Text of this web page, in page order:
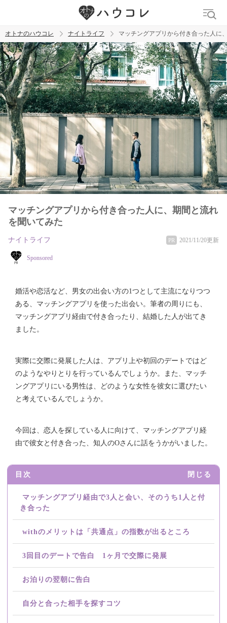
トレンド ワード
ラブグッズ 乳首 吸うやつ
オトナのハウコレ ナイトライフ マッチングアプリから付き合った人に
マッチングアプリから付き合った人に、期間と流れ
を聞いてみた
ナイトライフ PR 2021/11/20更新
Sponsored
婚活や恋活など、男女の出会い方の1つとして主流になりつつ
ある、マッチングアプリを使った出会い。筆者の周りにも、
マッチングアプリ経由で付き合ったり、結婚した人が出てき
ました。
実際に交際に発展した人は、アプリ上や初回のデートではど
のようなやりとりを行っているんでしょうか。また、マッチ
ングアプリにいる男性は、どのような女性を彼女に選びたい
と考えているんでしょうか。
今回は、恋人を探している人に向けて、マッチングアプリ経
由で彼女と付き合った、知人のOさんに話をうかがいました。
目次 閉じる
マッチングアプリ経由で3人と会い、そのうち1人と付
き合った
withのメリットは「共通点」の指数が出るところ
3回目のデートで告白 1ヶ月で交際に発展
お泊りの翌朝に告白
自分と合った相手を探すコツ